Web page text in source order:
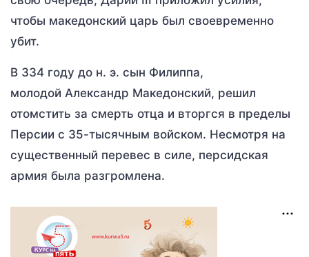
чтобы македонский царь был своевременно
убит.
В 334 году до н. э. сын Филиппа,
молодой Александр Македонский, решил
отомстить за смерть отца и вторгся в пределы
Персии с 35-тысячным войском. Несмотря на
существенный перевес в силе, персидская
армия была разгромлена.